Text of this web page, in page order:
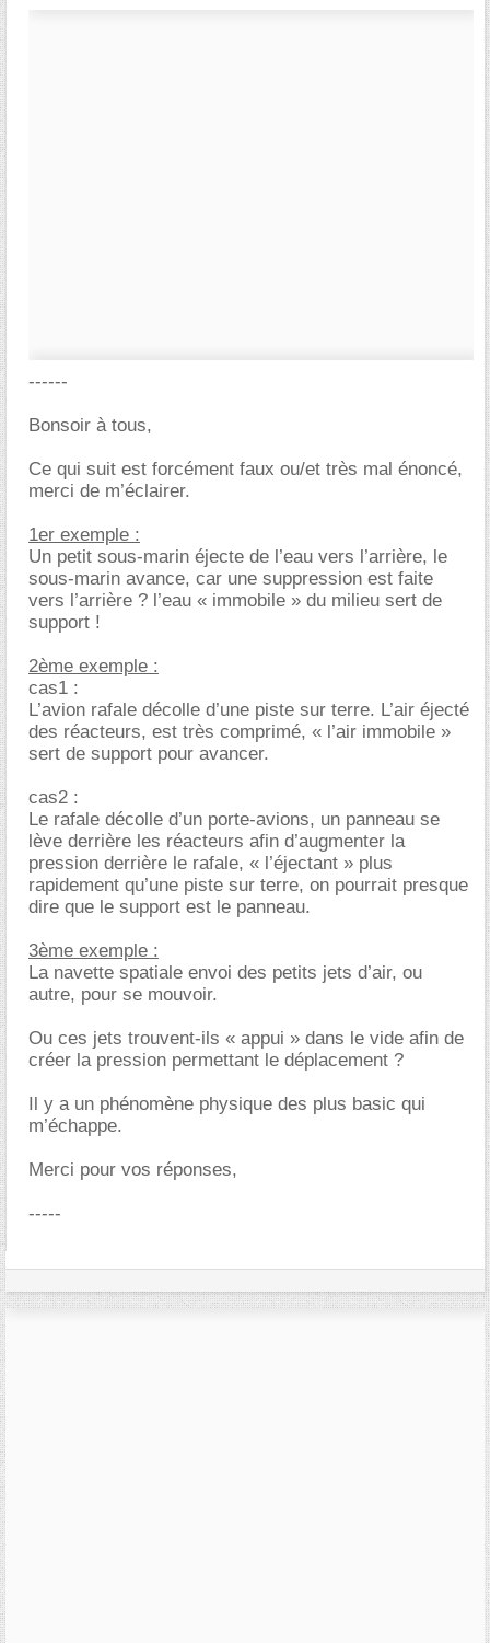
------
Bonsoir à tous,
Ce qui suit est forcément faux ou/et très mal énoncé,
merci de m’éclairer.
1er exemple :
Un petit sous-marin éjecte de l’eau vers l’arrière, le
sous-marin avance, car une suppression est faite
vers l’arrière ? l’eau « immobile » du milieu sert de
support !
2ème exemple :
cas1 :
L’avion rafale décolle d’une piste sur terre. L’air éjecté
des réacteurs, est très comprimé, « l’air immobile »
sert de support pour avancer.
cas2 :
Le rafale décolle d’un porte-avions, un panneau se
lève derrière les réacteurs afin d’augmenter la
pression derrière le rafale, « l’éjectant » plus
rapidement qu’une piste sur terre, on pourrait presque
dire que le support est le panneau.
3ème exemple :
La navette spatiale envoi des petits jets d’air, ou
autre, pour se mouvoir.
Ou ces jets trouvent-ils « appui » dans le vide afin de
créer la pression permettant le déplacement ?
Il y a un phénomène physique des plus basic qui
m’échappe.
Merci pour vos réponses,
-----